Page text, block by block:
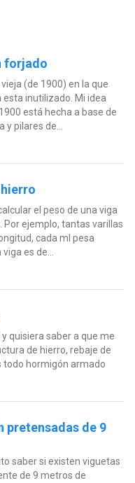
forjado
(de 1900) en la que
inutilizado. Mi idea
está hecha a base de
y pilares de...
el peso de una viga
ejemplo, tantas varillas
cada ml pesa
es de...
quisiera saber a que me
de hierro, rebaje de
todo hormigón armado
pretensadas de 9
saber si existen viguetas
de 9 metros de